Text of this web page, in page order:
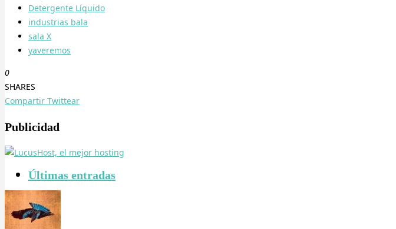
Detergente Líquido
industrias bala
sala X
yaveremos
0
SHARES
Compartir Twittear
Publicidad
Últimas entradas